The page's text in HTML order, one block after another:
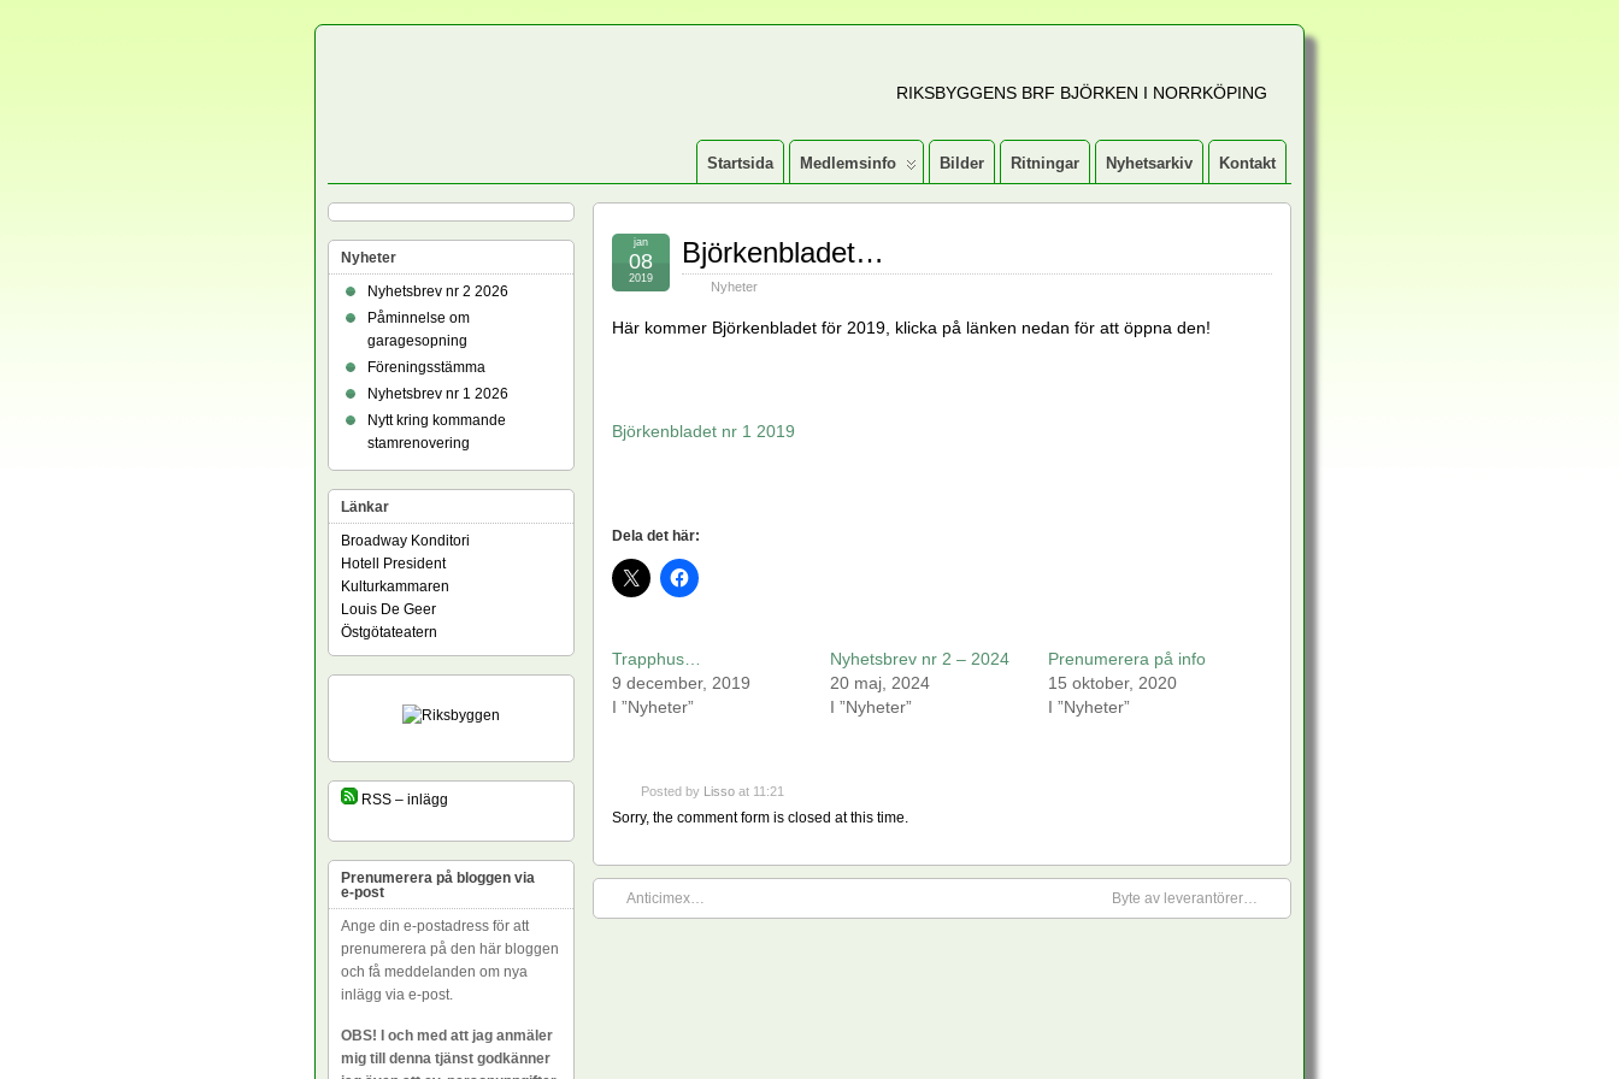
RIKSBYGGENS BRF BJÖRKEN I NORRKÖPING
Startsida Medlemsinfo Bilder Ritningar Nyhetsarkiv Kontakt
Björkenbladet…
Nyheter
jan
08
2019
Här kommer Björkenbladet för 2019, klicka på länken nedan för att öppna den!
Björkenbladet nr 1 2019
Dela det här:
Trapphus…
9 december, 2019
I ”Nyheter”
Nyhetsbrev nr 2 – 2024
20 maj, 2024
I ”Nyheter”
Prenumerera på info
15 oktober, 2020
I ”Nyheter”
Posted by Lisso at 11:21
Sorry, the comment form is closed at this time.
Anticimex… Byte av leverantörer…
Nyheter
Nyhetsbrev nr 2 2026
Påminnelse om
garagesopning
Föreningsstämma
Nyhetsbrev nr 1 2026
Nytt kring kommande
stamrenovering
Länkar
Broadway Konditori
Hotell President
Kulturkammaren
Louis De Geer
Östgötateatern
RSS – inlägg
Prenumerera på bloggen via
e-post
Ange din e-postadress för att
prenumerera på den här bloggen
och få meddelanden om nya
inlägg via e-post.
OBS! I och med att jag anmäler
mig till denna tjänst godkänner